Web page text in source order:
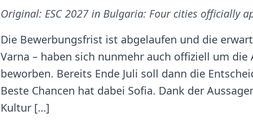
Original: ESC 2027 in Bulgaria: Four cities officially
Die Bewerbungsfrist ist abgelaufen und die
Varna – haben sich nunmehr auch offiziell um
beworben. Bereits Ende Juli soll dann die
Beste Chancen hat dabei Sofia. Dank der
Kultur […]